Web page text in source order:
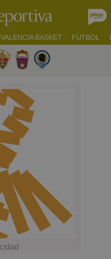
VALENCIA BASKET FUTBOL